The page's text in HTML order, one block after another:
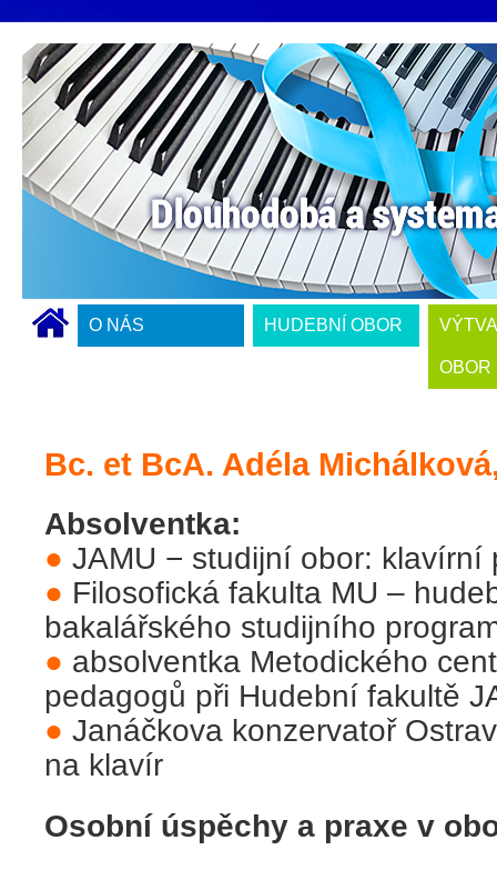
O NÁS HUDEBNÍ OBOR
OBOR
Bc. et BcA. Adéla
Absolventka:
● JAMU − studijní obor: klavírní
● Filosofická fakulta MU –
bakalářského studijního
● absolventka Metodického
pedagogů při Hudební fakultě
● Janáčkova konzervatoř
na klavír
Osobní úspěchy a praxe v